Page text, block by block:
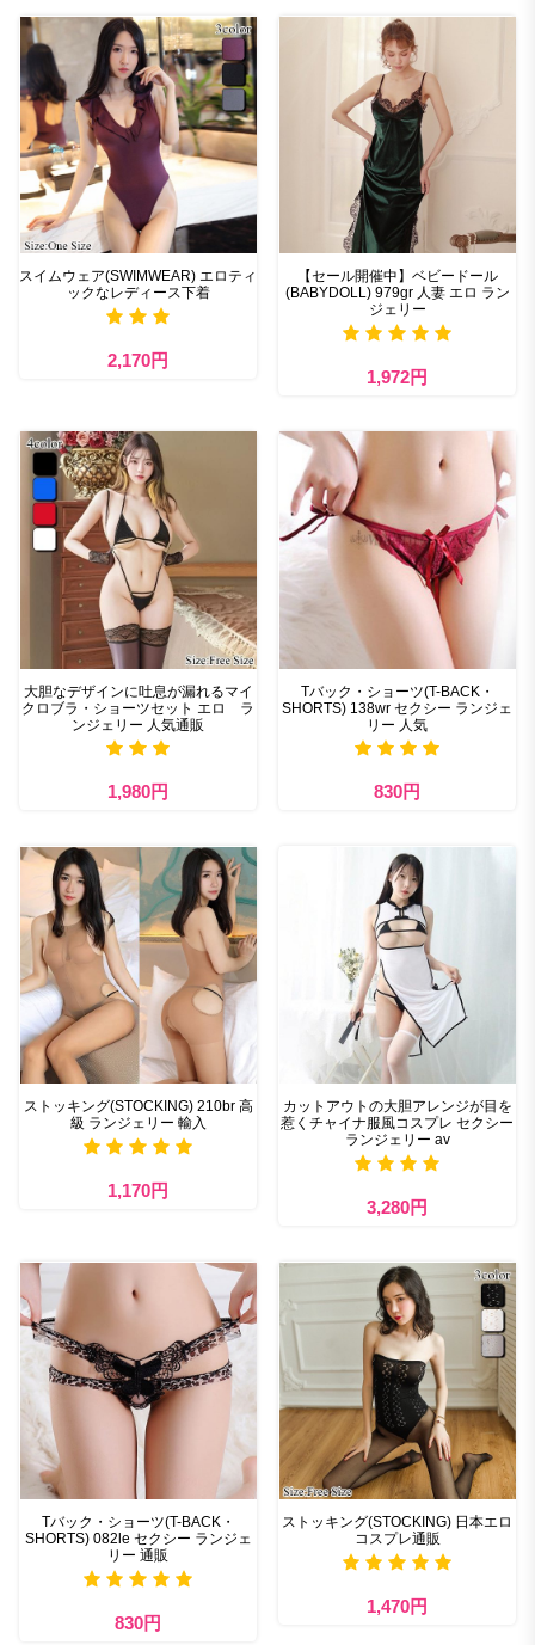
スイムウェア(SWIMWEAR) エロティ
ックなレディース下着
2,170円
【セール開催中】ベビードール
(BABYDOLL) 979gr 人妻 エロ ラン
ジェリー
1,972円
大胆なデザインに吐息が漏れるマイ
クロブラ・ショーツセット エロ ラ
ンジェリー 人気通販
1,980円
Tバック・ショーツ(T-BACK・
SHORTS) 138wr セクシー ランジェ
リー 人気
830円
ストッキング(STOCKING) 210br 高
級 ランジェリー 輸入
1,170円
カットアウトの大胆アレンジが目を
惹くチャイナ服風コスプレ セクシー
ランジェリー av
3,280円
Tバック・ショーツ(T-BACK・
SHORTS) 082le セクシー ランジェ
リー 通販
830円
ストッキング(STOCKING) 日本エロ
コスプレ通販
1,470円